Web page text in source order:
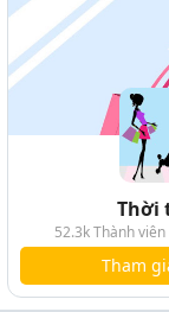
Thời
52.3k Thành viên
Tham